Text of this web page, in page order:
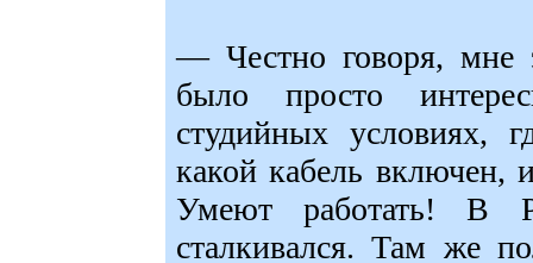
— Честно говоря, мне
было просто
студийных условиях,
какой кабель включен,
Умеют работать! В
сталкивался. Там же